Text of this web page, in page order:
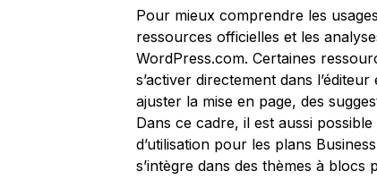
Pour mieux comprendre les
ressources officielles et les
WordPress.com. Certaines
s’activer directement dans
ajuster la mise en page, des
Dans ce cadre, il est aussi
d’utilisation pour les plans
s’intègre dans des thèmes à